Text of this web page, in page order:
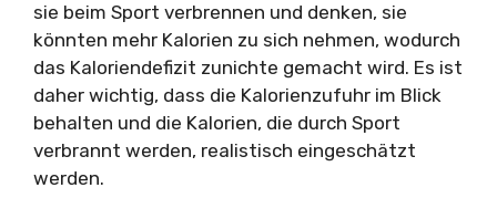
sie beim Sport verbrennen und denken, sie
könnten mehr Kalorien zu sich nehmen, wodurch
das Kaloriendefizit zunichte gemacht wird. Es ist
daher wichtig, dass die Kalorienzufuhr im Blick
behalten und die Kalorien, die durch Sport
verbrannt werden, realistisch eingeschätzt
werden.